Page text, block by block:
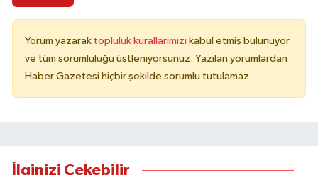
Yorum yazarak topluluk kurallarımızı kabul etmiş bulunuyor
ve tüm sorumluluğu üstleniyorsunuz. Yazılan yorumlardan
Haber Gazetesi hiçbir şekilde sorumlu tutulamaz.
İlginizi Çekebilir